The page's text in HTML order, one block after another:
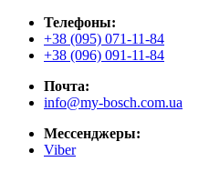
Телефоны:
+38 (095) 071-11-84
+38 (096) 091-11-84
Почта:
info@my-bosch.com.ua
Мессенджеры:
Viber